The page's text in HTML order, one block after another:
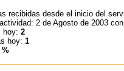
recibidas desde el inicio del
2 de Agosto de 2003 con
hoy: 2
hoy: 1
%